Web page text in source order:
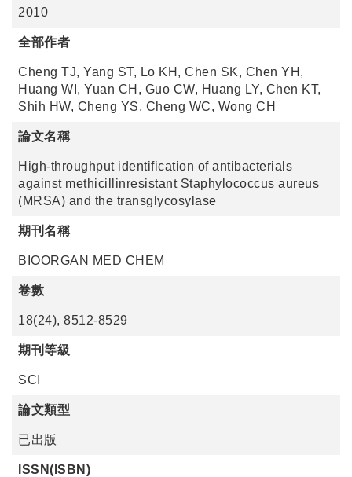
2010
全部作者
Cheng TJ, Yang ST, Lo KH, Chen SK, Chen YH,
Huang WI, Yuan CH, Guo CW, Huang LY, Chen KT,
Shih HW, Cheng YS, Cheng WC, Wong CH
論文名稱
High-throughput identification of antibacterials
against methicillinresistant Staphylococcus aureus
(MRSA) and the transglycosylase
期刊名稱
BIOORGAN MED CHEM
卷數
18(24), 8512-8529
期刊等級
SCI
論文類型
已出版
ISSN(ISBN)